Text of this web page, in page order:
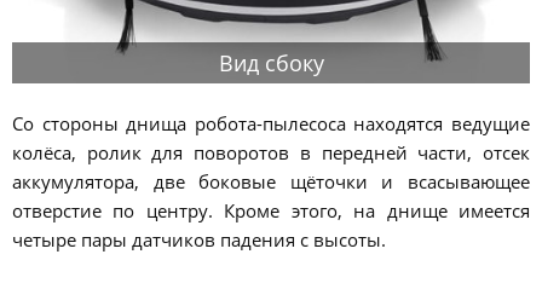
Вид сбоку
Со стороны днища робота-пылесоса находятся ведущие
колёса, ролик для поворотов в передней части, отсек
аккумулятора, две боковые щёточки и всасывающее
отверстие по центру. Кроме этого, на днище имеется
четыре пары датчиков падения с высоты.